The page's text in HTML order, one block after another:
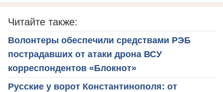
Читайте также:
Волонтеры обеспечили средствами РЭБ
пострадавших от атаки дрона ВСУ
корреспондентов «Блокнот»
Русские у ворот Константинополя: от